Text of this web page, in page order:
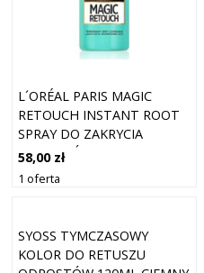
L´ORÉAL PARIS MAGIC
RETOUCH INSTANT ROOT
SPRAY DO ZAKRYCIA
ODROSTÓW 75 ML DARK
BROWN
58,00 zł
1 oferta
SYOSS TYMCZASOWY
KOLOR DO RETUSZU